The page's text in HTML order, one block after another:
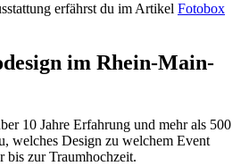
erfährst du im Artikel Fotobox
im Rhein-Main-
10 Jahre Erfahrung und mehr als 500
welches Design zu welchem Event
bis zur Traumhochzeit.